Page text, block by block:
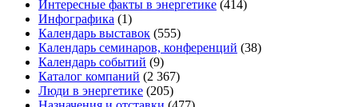
Интересные факты в энергетике (414)
Инфографика (1)
Календарь выставок (555)
Календарь семинаров, конференций (38)
Календарь событий (9)
Каталог компаний (2 367)
Люди в энергетике (205)